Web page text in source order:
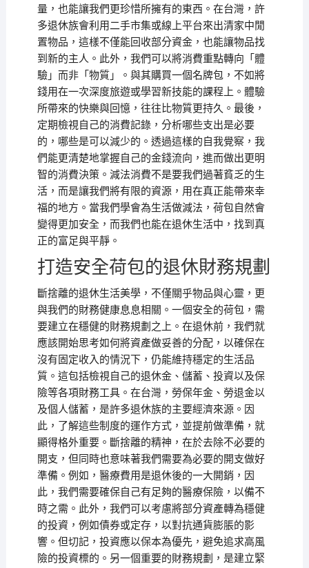
量，也能讓我們更珍惜所擁有的東西。在台灣，許
多退休族會利用二手市集或線上平台來出清家中閒
置物品，這樣不僅能回收部分資金，也能讓物品找
到新的主人。此外，我們可以將消費重點轉向「體
驗」而非「物質」。與其購買一個名牌包，不如將
錢用在一次深度旅遊或學習新技能的課程上。體驗
所帶來的快樂與回憶，往往比物質更持久。最後，
定期檢視自己的消費記錄，分析哪些支出是必要
的，哪些是可以減少的。透過這樣的自我覺察，我
們能更清楚地掌握自己的金錢流向，進而做出更明
智的消費決策。減法消費不是要我們過著貧乏的生
活，而是讓我們將有限的資源，用在真正能帶來幸
福的地方。當我們學會為生活做減法，荷包自然會
變得更加安全，而我們也能在退休生活中，找到真
正的富足與平靜。
打造安全荷包的退休財務規劃
斷捨離的退休生活美學，不僅關乎物品與心靈，更
與我們的財務健康息息相關。一個安全的荷包，需
要建立在穩健的財務規劃之上。在退休前，我們就
應該開始思考如何將資產做妥善的分配，以確保在
沒有固定收入的情況下，仍能維持穩定的生活品
質。這包括檢視自己的退休金、儲蓄、投資以及保
險等各項財務工具。在台灣，勞保年金、勞退金以
及個人儲蓄，是許多退休族的主要經濟來源。因
此，了解這些制度的運作方式，並提前做準備，就
顯得格外重要。斷捨離的精神，在於去除不必要的
開支，但同時也意味著我們需要為必要的開支做好
準備。例如，醫療費用是退休後的一大開銷，因
此，我們需要確保自己有足夠的醫療保險，以備不
時之需。此外，我們可以考慮將部分資產轉為穩健
的投資，例如債券或定存，以對抗通貨膨脹的影
響。但切記，投資應以保本為優先，避免追求高風
險的投資標的。另一個重要的財務規劃，是建立緊